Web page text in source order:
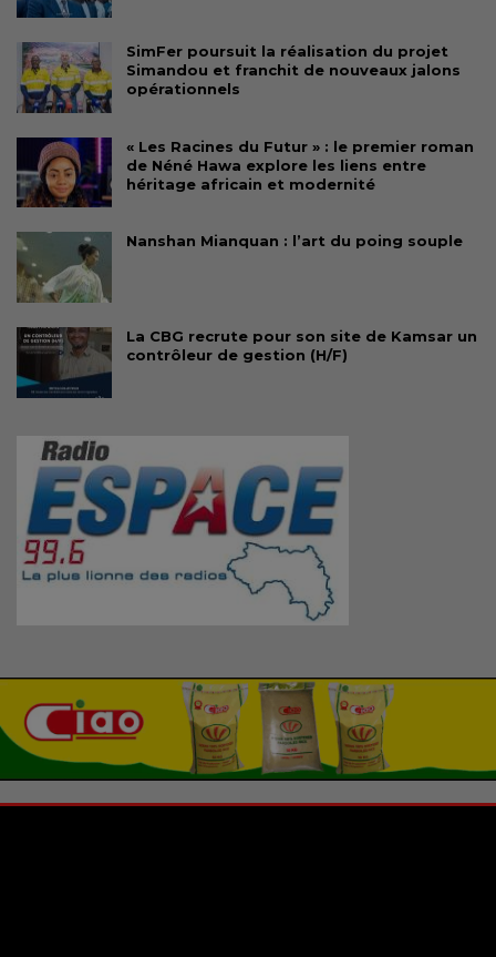
SimFer poursuit la réalisation du projet
Simandou et franchit de nouveaux jalons
opérationnels
« Les Racines du Futur » : le premier roman
de Néné Hawa explore les liens entre
héritage africain et modernité
Nanshan Mianquan : l’art du poing souple
La CBG recrute pour son site de Kamsar un
contrôleur de gestion (H/F)